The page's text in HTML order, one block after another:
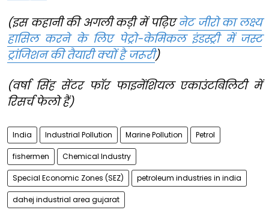
(इस कहानी की अगली कड़ी में पढ़िएनेट जीरो का लक्ष्य
हासिल करने के लिए पेट्रो-केमिकल इंडस्ट्री में जस्ट
ट्रांजिशन की तैयारी क्यों है जरूरी)
(वर्षा सिंह सेंटर फॉर फाइनेंशियल एकाउंटबिलिटी में
रिसर्च फेलो हैं)
India Industrial Pollution Marine Pollution Petrol
fishermen Chemical Industry
Special Economic Zones (SEZ) petroleum industries in india
dahej industrial area gujarat